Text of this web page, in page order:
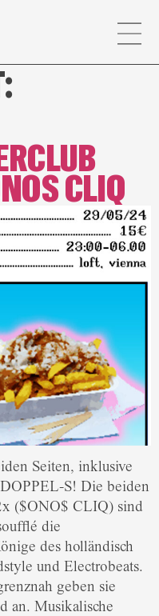
CLIQ
Seiten, inklusive
S! Die beiden
($ONO$ CLIQ) sind
die
des holländisch
und Electrobeats.
geben sie
an. Musikalische